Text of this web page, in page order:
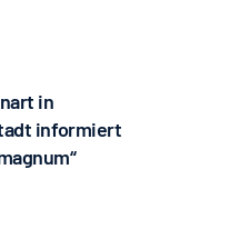
in
informiert